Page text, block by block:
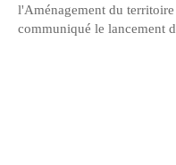
l'Aménagement du
communiqué le lancement